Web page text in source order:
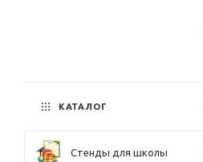
КАТАЛОГ
Стенды для школы